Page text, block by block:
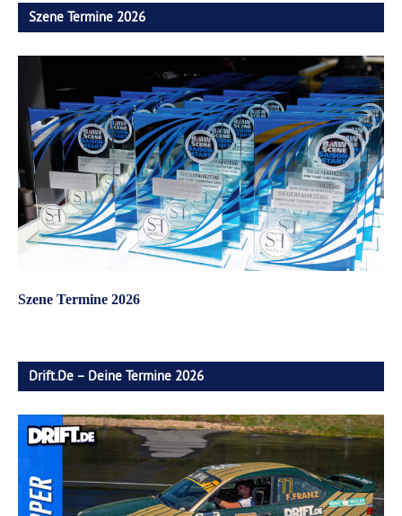
Szene Termine 2026
Szene Termine 2026
Drift.de – Deine Termine 2026